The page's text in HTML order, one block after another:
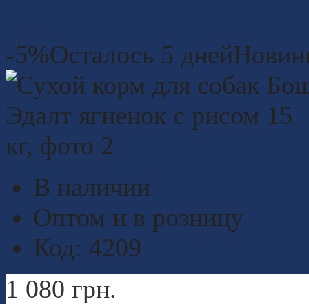
-5%Осталось 5 дней
В наличии
Оптом и в розницу
Код: 4209
1 080 грн.